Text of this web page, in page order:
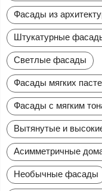
Фасады из
Штукатурные
Светлые фасады
Фасады мягких
Фасады с мягким
Вытянутые и
Асимметричные
Необычные фасады